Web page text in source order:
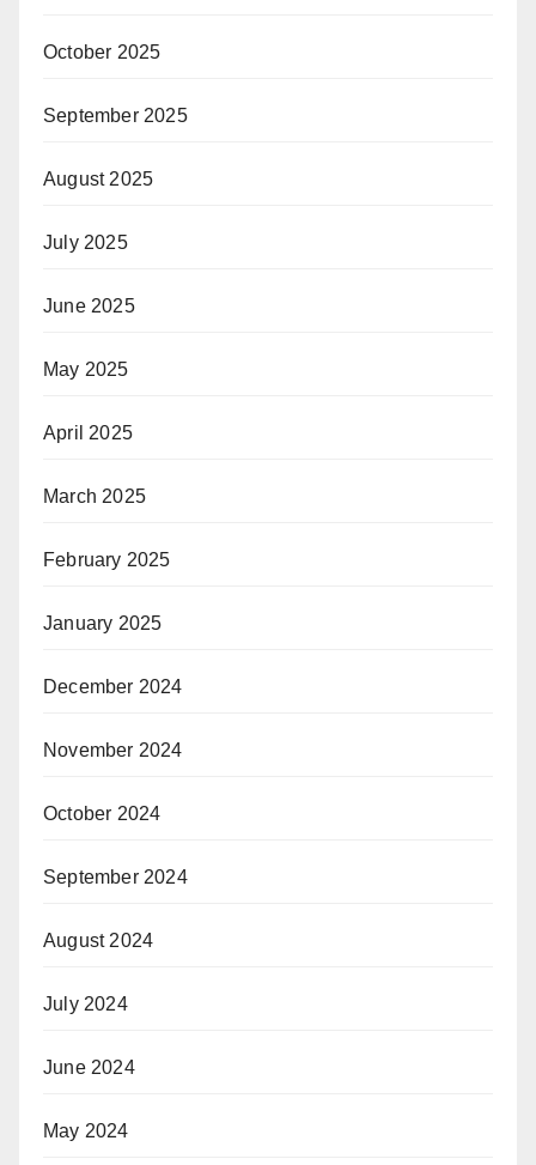
October 2025
September 2025
August 2025
July 2025
June 2025
May 2025
April 2025
March 2025
February 2025
January 2025
December 2024
November 2024
October 2024
September 2024
August 2024
July 2024
June 2024
May 2024